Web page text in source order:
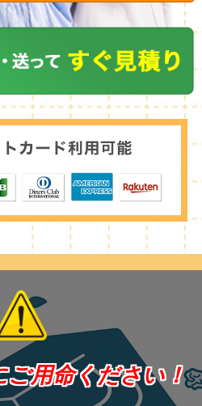
ご用命ください！